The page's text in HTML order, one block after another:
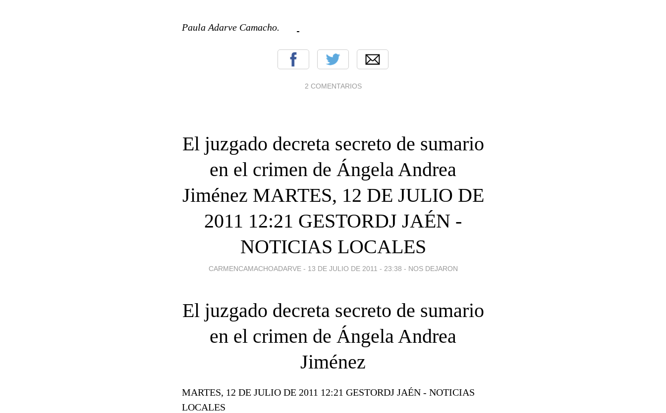
Paula Adarve Camacho.
2 COMENTARIOS
El juzgado decreta secreto de sumario
en el crimen de Ángela Andrea
Jiménez MARTES, 12 DE JULIO DE
2011 12:21 GESTORDJ JAÉN -
NOTICIAS LOCALES
CARMENCAMACHOADARVE - 13 DE JULIO DE 2011 - 23:38 - NOS DEJARON
El juzgado decreta secreto de sumario
en el crimen de Ángela Andrea
Jiménez
MARTES, 12 DE JULIO DE 2011 12:21 GESTORDJ JAÉN - NOTICIAS
LOCALES